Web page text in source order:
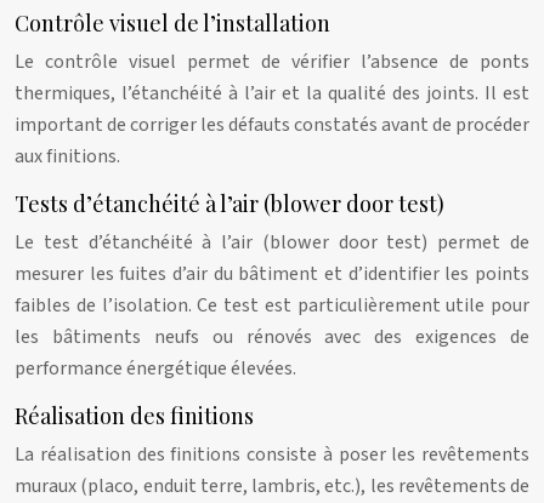
Contrôle visuel de l’installation
Le contrôle visuel permet de vérifier l’absence de ponts
thermiques, l’étanchéité à l’air et la qualité des joints. Il est
important de corriger les défauts constatés avant de procéder
aux finitions.
Tests d’étanchéité à l’air (blower door test)
Le test d’étanchéité à l’air (blower door test) permet de
mesurer les fuites d’air du bâtiment et d’identifier les points
faibles de l’isolation. Ce test est particulièrement utile pour
les bâtiments neufs ou rénovés avec des exigences de
performance énergétique élevées.
Réalisation des finitions
La réalisation des finitions consiste à poser les revêtements
muraux (placo, enduit terre, lambris, etc.), les revêtements de